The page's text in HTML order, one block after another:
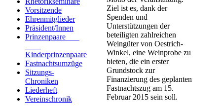
Vorsitzende
Ehrenmitglieder
Präsident/Innen
Prinzenpaare
Kinderprinzenpaare
Fastnachtsumzüge
Sitzungs-
Chroniken
Liederheft
Vereinschronik
Ziel ist es, dank der
Spenden und
Unterstützungen der
beteiligten zahlreichen
Weingüter von Oestrich-
Winkel, eine Weinprobe zu
bieten, die ein erster
Grundstock zur
Finanzierung des geplanten
Fastnachtszug am 15.
Februar 2015 sein soll.